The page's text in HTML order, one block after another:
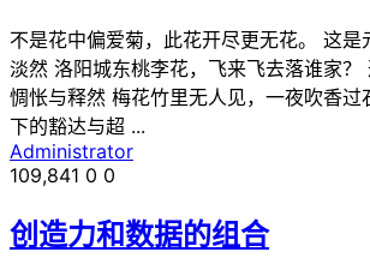
不是花中偏爱菊，此花开尽更无花。 这是
淡然 洛阳城东桃李花，飞来飞去落谁家？
惆怅与释然 梅花竹里无人见，一夜吹香过
下的豁达与超 ...
Administrator
109,841 0 0
创造力和数据的组合